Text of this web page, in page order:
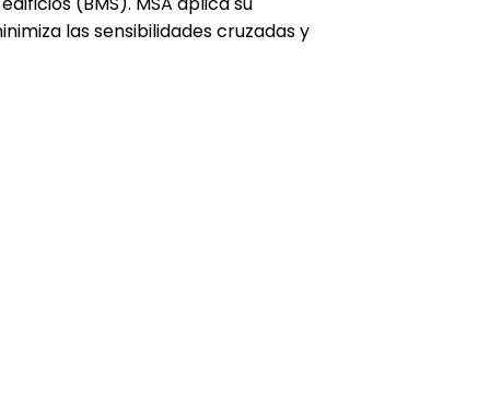
las sensibilidades cruzadas y